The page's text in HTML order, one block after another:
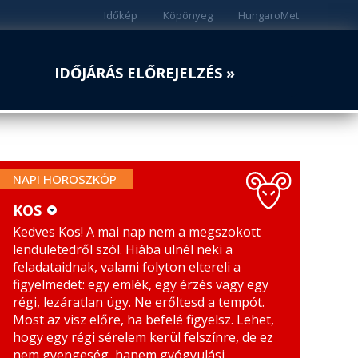
HungaroMet
Köpönyeg
Időkép
IDŐJÁRÁS ELŐREJELZÉS »
NAPI HOROSZKÓP
KOS
BIKA
IKREK
RÁK
MÉRLEG
SKORPIÓ
NYILAS
BAK
KOS
Kedves Kos! A mai nap nem a megszokott
lendületedről szól. Hiába ülnél neki a
feladataidnak, valami folyton eltereli a
figyelmedet: egy emlék, egy érzés vagy egy
régi, lezáratlan ügy. Ne erőltesd a tempót.
Most az visz előre, ha befelé figyelsz. Lehet,
hogy egy régi sérelem kerül felszínre, de ez